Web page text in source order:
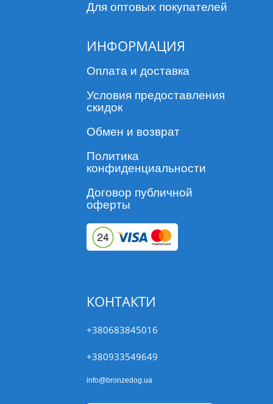
Для оптовых покупателей
ИНФОРМАЦИЯ
Оплата и доставка
Условия предоставления
скидок
Обмен и возврат
Политика
конфиденциальности
Договор публичной
оферты
КОНТАКТИ
+380683845016
+380933549649
info@bronzedog.ua